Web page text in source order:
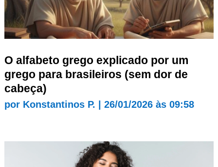
O alfabeto grego explicado por um
grego para brasileiros (sem dor de
cabeça)
por Konstantinos P. 26/01/2026 às 09:58